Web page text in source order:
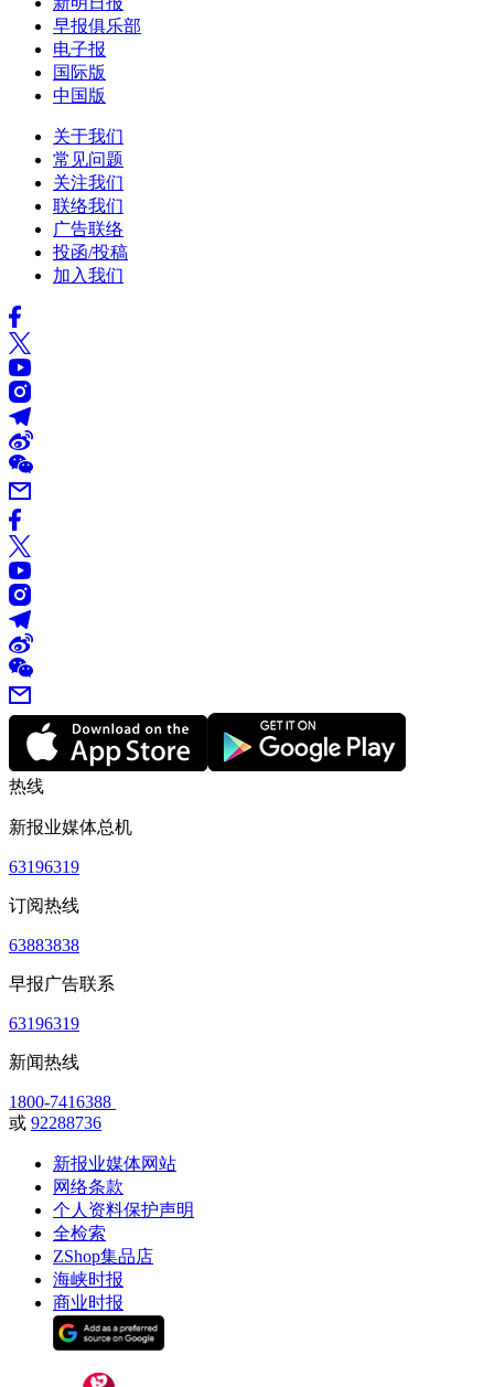
早报俱乐部
电子报
国际版
中国版
关于我们
常见问题
关注我们
联络我们
广告联络
投函/投稿
加入我们
热线
新报业媒体总机
63196319
订阅热线
63883838
早报广告联系
63196319
新闻热线
1800-7416388
或 92288736
新报业媒体网站
网络条款
个人资料保护声明
全检索
ZShop集品店
海峡时报
商业时报